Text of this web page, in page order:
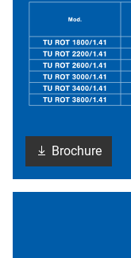
Brochure